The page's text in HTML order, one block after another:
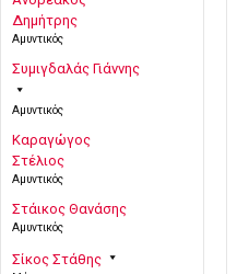
Δημήτρης
Αμυντικός
Συμιγδαλάς Γιάννης
Αμυντικός
Καραγώγος
Στέλιος
Αμυντικός
Στάικος Θανάσης
Αμυντικός
Σίκος Στάθης